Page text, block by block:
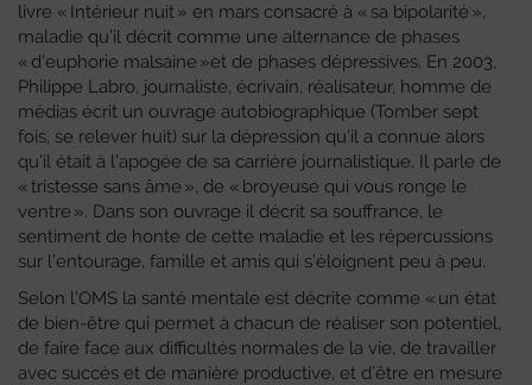
livre « Intérieur nuit » en mars consacré à « sa bipolarité »,
maladie qu’il décrit comme une alternance de phases
« d’euphorie malsaine »et de phases dépressives. En 2003,
Philippe Labro, journaliste, écrivain, réalisateur, homme de
médias écrit un ouvrage autobiographique (Tomber sept
fois, se relever huit) sur la dépression qu’il a connue alors
qu’il était à l’apogée de sa carrière journalistique. Il parle de
« tristesse sans âme », de « broyeuse qui vous ronge le
ventre ». Dans son ouvrage il décrit sa souffrance, le
sentiment de honte de cette maladie et les répercussions
sur l’entourage, famille et amis qui s’éloignent peu à peu.
Selon l’OMS la santé mentale est décrite comme « un état
de bien-être qui permet à chacun de réaliser son potentiel,
de faire face aux difficultés normales de la vie, de travailler
avec succès et de manière productive, et d’être en mesure